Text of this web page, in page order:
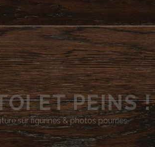
ET PEINS !
sur figurines & photos pourries